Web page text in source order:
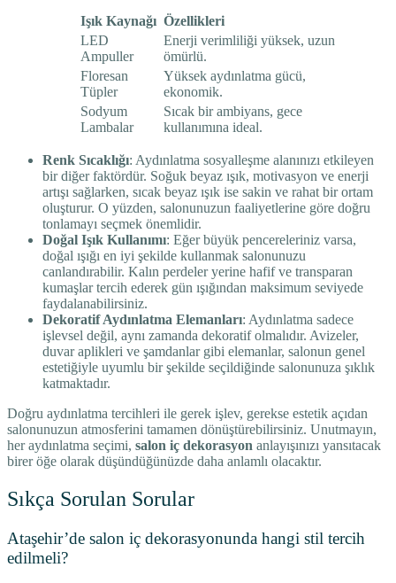
Işık Kaynağı Özellikleri
LED
Ampuller
Enerji verimliliği yüksek, uzun
ömürlü.
Floresan
Tüpler
Yüksek aydınlatma gücü,
ekonomik.
Sodyum
Lambalar
Sıcak bir ambiyans, gece
kullanımına ideal.
Renk Sıcaklığı: Aydınlatma sosyalleşme alanınızı etkileyen
bir diğer faktördür. Soğuk beyaz ışık, motivasyon ve enerji
artışı sağlarken, sıcak beyaz ışık ise sakin ve rahat bir ortam
oluşturur. O yüzden, salonunuzun faaliyetlerine göre doğru
tonlamayı seçmek önemlidir.
Doğal Işık Kullanımı: Eğer büyük pencereleriniz varsa,
doğal ışığı en iyi şekilde kullanmak salonunuzu
canlandırabilir. Kalın perdeler yerine hafif ve transparan
kumaşlar tercih ederek gün ışığından maksimum seviyede
faydalanabilirsiniz.
Dekoratif Aydınlatma Elemanları: Aydınlatma sadece
işlevsel değil, aynı zamanda dekoratif olmalıdır. Avizeler,
duvar aplikleri ve şamdanlar gibi elemanlar, salonun genel
estetiğiyle uyumlu bir şekilde seçildiğinde salonunuza şıklık
katmaktadır.
Doğru aydınlatma tercihleri ile gerek işlev, gerekse estetik açıdan
salonunuzun atmosferini tamamen dönüştürebilirsiniz. Unutmayın,
her aydınlatma seçimi, salon iç dekorasyon anlayışınızı yansıtacak
birer öğe olarak düşündüğünüzde daha anlamlı olacaktır.
Sıkça Sorulan Sorular
Ataşehir’de salon iç dekorasyonunda hangi stil tercih
edilmeli?